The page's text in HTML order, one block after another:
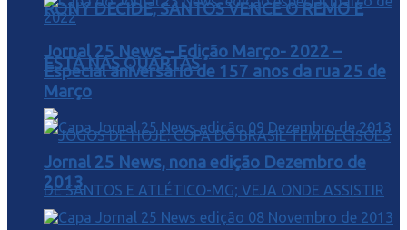
RONY DECIDE, SANTOS VENCE O REMO E
ESTÁ NAS QUARTAS
Jornal 25 News – Edição Março- 2022 –
Especial aniversário de 157 anos da rua 25 de
Março
Jornal 25 News, nona edição Dezembro de
2013